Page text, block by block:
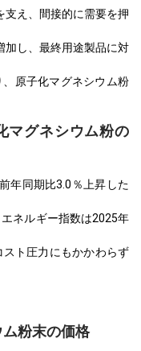
え、間接的に需要を押
加し、最終用途製品に対
原子化マグネシウム粉
マグネシウム粉の
年同期比3.0％上昇した
ネルギー指数は2025年
ト圧力にもかかわらず
粉末の価格